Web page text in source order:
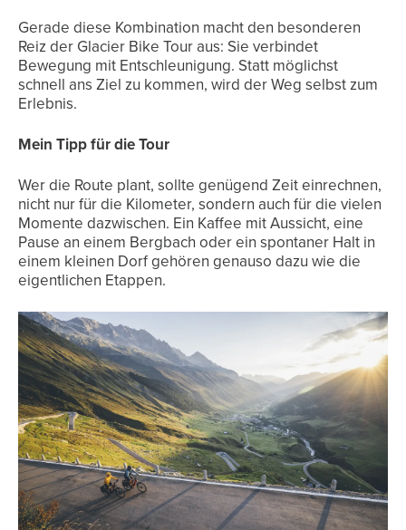
Gerade diese Kombination macht den besonderen
Reiz der Glacier Bike Tour aus: Sie verbindet
Bewegung mit Entschleunigung. Statt möglichst
schnell ans Ziel zu kommen, wird der Weg selbst zum
Erlebnis.
Mein Tipp für die Tour
Wer die Route plant, sollte genügend Zeit einrechnen,
nicht nur für die Kilometer, sondern auch für die vielen
Momente dazwischen. Ein Kaffee mit Aussicht, eine
Pause an einem Bergbach oder ein spontaner Halt in
einem kleinen Dorf gehören genauso dazu wie die
eigentlichen Etappen.